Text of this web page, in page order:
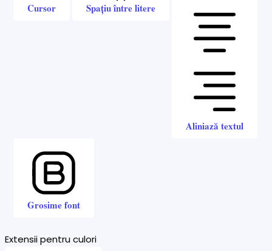
Cursor Spațiu între litere
Aliniază textul
Grosime font
Extensii pentru culori